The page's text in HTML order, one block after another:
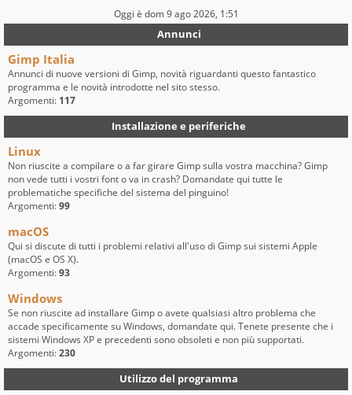
Oggi è dom 9 ago 2026, 1:51
Annunci
Gimp Italia
Annunci di nuove versioni di Gimp, novità riguardanti questo fantastico
programma e le novità introdotte nel sito stesso.
Argomenti: 117
Installazione e periferiche
Linux
Non riuscite a compilare o a far girare Gimp sulla vostra macchina? Gimp
non vede tutti i vostri font o va in crash? Domandate qui tutte le
problematiche specifiche del sistema del pinguino!
Argomenti:99
macOS
Qui si discute di tutti i problemi relativi all'uso di Gimp sui sistemi Apple
(macOS e OS X).
Argomenti:93
Windows
Se non riuscite ad installare Gimp o avete qualsiasi altro problema che
accade specificamente su Windows, domandate qui. Tenete presente che i
sistemi Windows XP e precedenti sono obsoleti e non più supportati.
Argomenti:230
Utilizzo del programma